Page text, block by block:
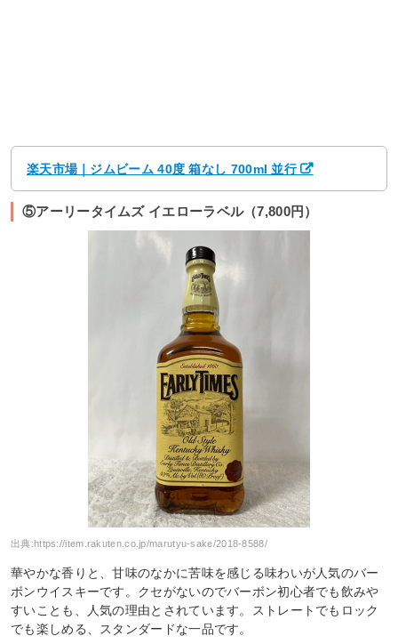
楽天市場｜ジムビーム 40度 箱なし 700ml 並行
⑤アーリータイムズ イエローラベル（7,800円）
出典: https://item.rakuten.co.jp/marutyu-sake/2018-8588/
華やかな香りと、甘味のなかに苦味を感じる味わいが人気のバー
ボンウイスキーです。クセがないのでバーボン初心者でも飲みや
すいことも、人気の理由とされています。ストレートでもロック
でも楽しめる、スタンダードな一品です。